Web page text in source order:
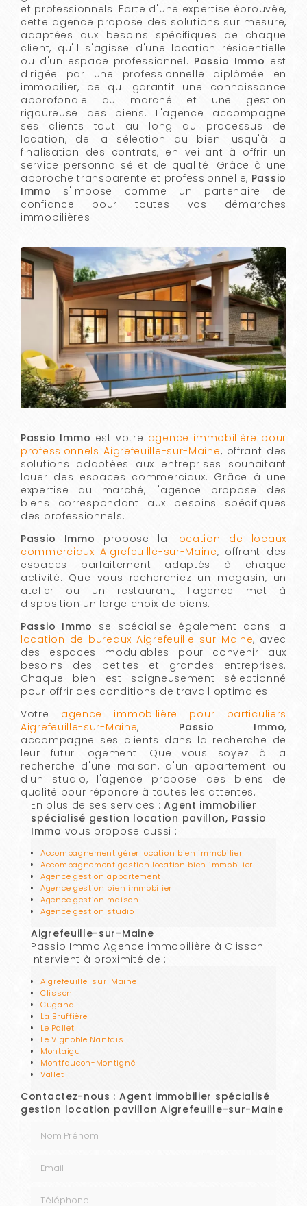
et professionnels. Forte d'une expertise éprouvée,
cette agence propose des solutions sur mesure,
adaptées aux besoins spécifiques de chaque
client, qu'il s'agisse d'une location résidentielle
ou d'un espace professionnel. Passio Immo est
dirigée par une professionnelle diplômée en
immobilier, ce qui garantit une connaissance
approfondie du marché et une gestion
rigoureuse des biens. L'agence accompagne
ses clients tout au long du processus de
location, de la sélection du bien jusqu'à la
finalisation des contrats, en veillant à offrir un
service personnalisé et de qualité. Grâce à une
approche transparente et professionnelle, Passio
Immo s'impose comme un partenaire de
confiance pour toutes vos démarches
immobilières
Passio Immo est votre agence immobilière pour
professionnels Aigrefeuille-sur-Maine, offrant des
solutions adaptées aux entreprises souhaitant
louer des espaces commerciaux. Grâce à une
expertise du marché, l'agence propose des
biens correspondant aux besoins spécifiques
des professionnels.
Passio Immo propose la location de locaux
commerciaux Aigrefeuille-sur-Maine, offrant des
espaces parfaitement adaptés à chaque
activité. Que vous recherchiez un magasin, un
atelier ou un restaurant, l'agence met à
disposition un large choix de biens.
Passio Immo se spécialise également dans la
location de bureaux Aigrefeuille-sur-Maine, avec
des espaces modulables pour convenir aux
besoins des petites et grandes entreprises.
Chaque bien est soigneusement sélectionné
pour offrir des conditions de travail optimales.
Votre agence immobilière pour particuliers
Aigrefeuille-sur-Maine, Passio Immo,
accompagne ses clients dans la recherche de
leur futur logement. Que vous soyez à la
recherche d'une maison, d'un appartement ou
d'un studio, l'agence propose des biens de
qualité pour répondre à toutes les attentes.
En plus de ses services :Agent immobilier
spécialisé gestion location pavillon, Passio
Immo vous propose aussi :
Accompagnement gérer location bien immobilier
Accompagnement gestion location bien immobilier
Agence gestion appartement
Agence gestion bien immobilier
Agence gestion maison
Agence gestion studio
Aigrefeuille-sur-Maine
Passio Immo Agence immobilière à Clisson
intervient à proximité de :
Aigrefeuille-sur-Maine
Clisson
Cugand
La Bruffière
Le Pallet
Le Vignoble Nantais
Montaigu
Montfaucon-Montigné
Vallet
Contactez-nous : Agent immobilier spécialisé
gestion location pavillon Aigrefeuille-sur-Maine